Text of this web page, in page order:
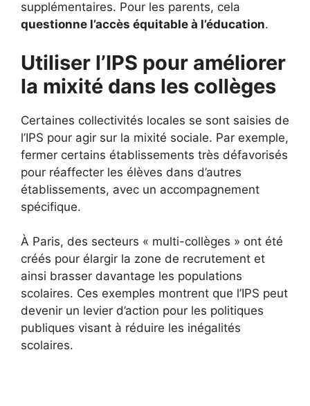
supplémentaires. Pour les parents, cela
questionne l’accès équitable à l’éducation.
Utiliser l’IPS pour améliorer
la mixité dans les collèges
Certaines collectivités locales se sont saisies de
l’IPS pour agir sur la mixité sociale. Par exemple,
fermer certains établissements très défavorisés
pour réaffecter les élèves dans d’autres
établissements, avec un accompagnement
spécifique.
À Paris, des secteurs « multi-collèges » ont été
créés pour élargir la zone de recrutement et
ainsi brasser davantage les populations
scolaires. Ces exemples montrent que l’IPS peut
devenir un levier d’action pour les politiques
publiques visant à réduire les inégalités
scolaires.